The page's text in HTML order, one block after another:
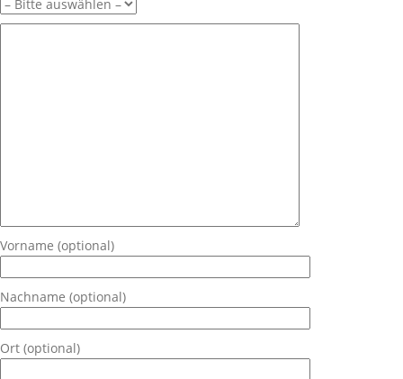
Vorname (optional)
Nachname (optional)
Ort (optional)